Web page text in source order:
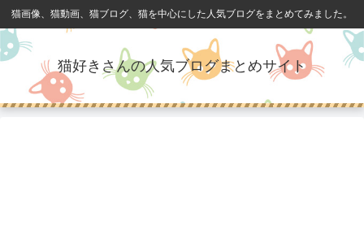
猫画像、猫動画、猫ブログ、猫を中心にした人気ブログをまとめてみました。
猫好きさんの人気ブログまとめサイト